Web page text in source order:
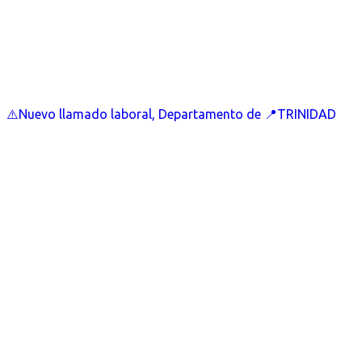
⚠️Nuevo llamado laboral, Departamento de 📍TRINIDAD